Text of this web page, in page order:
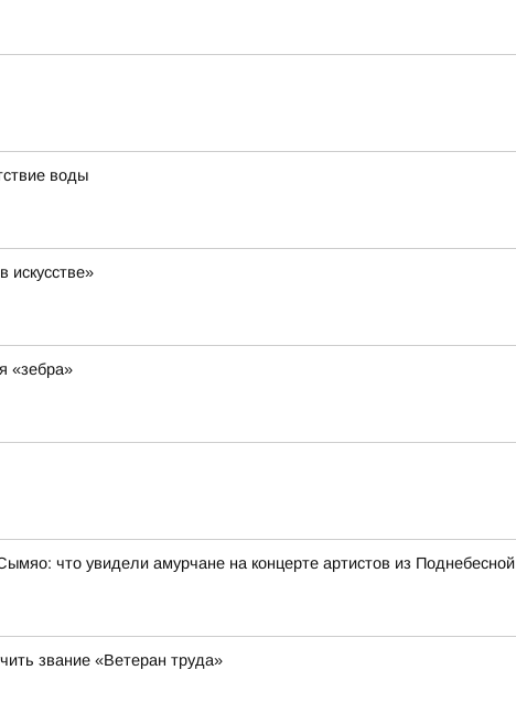
воды
искусстве»
«зебра»
что увидели амурчане на концерте артистов из Поднебесной
звание «Ветеран труда»